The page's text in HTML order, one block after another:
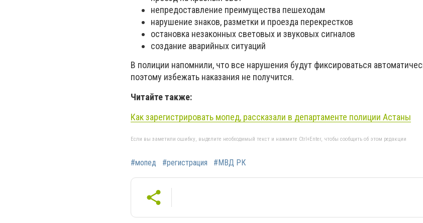
непредоставление преимущества пешеходам
нарушение знаков, разметки и проезда перекрестков
остановка незаконных световых и звуковых сигналов
создание аварийных ситуаций
В полиции напомнили, что все нарушения будут фиксироваться
поэтому избежать наказания не получится.
Читайте также:
Как зарегистрировать мопед, рассказали в департаменте полиции Астаны
Если вы заметили ошибку, выделите необходимый текст и нажмите Ctrl+Enter, чтобы сообщить об этом редакции
#мопед #регистрация #МВД РК